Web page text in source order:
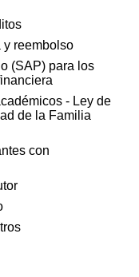
y reembolso
(SAP) para los
- Ley de
de la Familia
con